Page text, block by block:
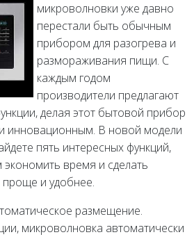
микроволновки уже давно
перестали быть обычным
прибором для разогрева и
размораживания пищи. С
каждым годом
производители предлагают
делая этот бытовой прибор
инновационным. В новой модели
пять интересных функций,
время и сделать
и удобнее.
размещение.
микроволновка автоматически